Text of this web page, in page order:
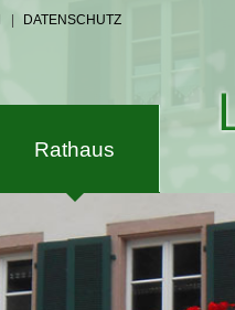
DATENSCHUTZ
Rathaus